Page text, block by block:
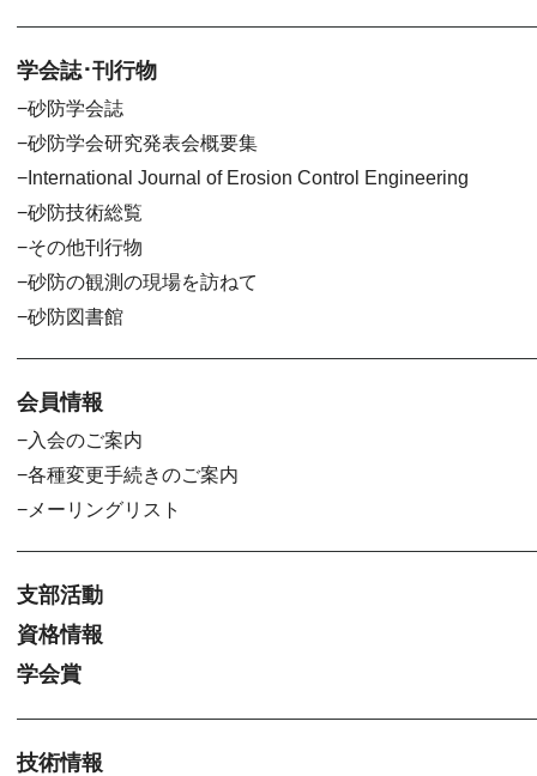
学会誌･刊行物
砂防学会誌
砂防学会研究発表会概要集
International Journal of Erosion Control Engineering
砂防技術総覧
その他刊行物
砂防の観測の現場を訪ねて
砂防図書館
会員情報
入会のご案内
各種変更手続きのご案内
メーリングリスト
支部活動
資格情報
学会賞
技術情報